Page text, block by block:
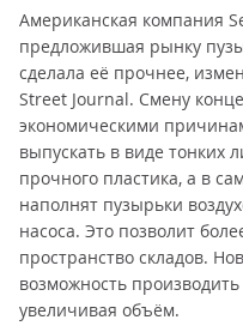
Американская компания
предложившая рынку
сделала её прочнее,
Street Journal. Смену
экономическими
выпускать в виде тонких
прочного пластика, а в
наполнят пузырьки
насоса. Это позволит
пространство складов.
возможность
увеличивая объём.